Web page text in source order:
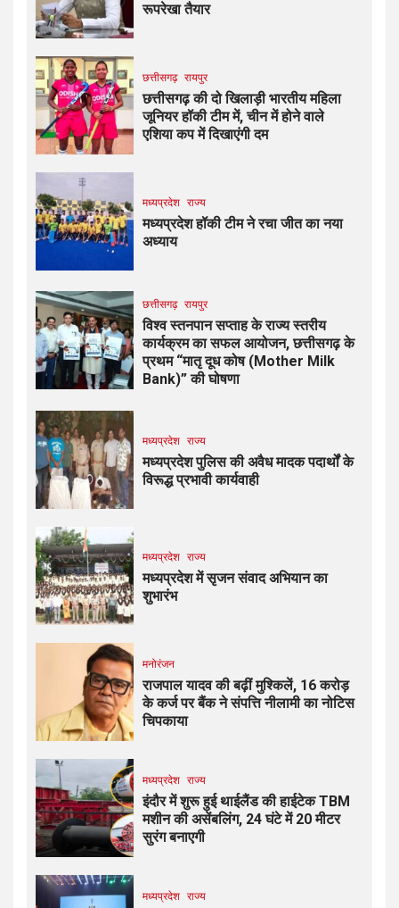
रूपरेखा तैयार
छत्तीसगढ़ रायपुर
छत्तीसगढ़ की दो खिलाड़ी भारतीय महिला
जूनियर हॉकी टीम में, चीन में होने वाले
एशिया कप में दिखाएंगी दम
मध्यप्रदेश राज्य
मध्यप्रदेश हॉकी टीम ने रचा जीत का नया
अध्याय
छत्तीसगढ़ रायपुर
विश्व स्तनपान सप्ताह के राज्य स्तरीय
कार्यक्रम का सफल आयोजन, छत्तीसगढ़ के
प्रथम “मातृ दूध कोष (Mother Milk
Bank)” की घोषणा
मध्यप्रदेश राज्य
मध्यप्रदेश पुलिस की अवैध मादक पदार्थों के
विरूद्ध प्रभावी कार्यवाही
मध्यप्रदेश राज्य
मध्यप्रदेश में सृजन संवाद अभियान का
शुभारंभ
मनोरंजन
राजपाल यादव की बढ़ीं मुश्किलें, ₹16 करोड़
के कर्ज पर बैंक ने संपत्ति नीलामी का नोटिस
चिपकाया
मध्यप्रदेश राज्य
इंदौर में शुरू हुई थाईलैंड की हाईटेक TBM
मशीन की असेंबलिंग, 24 घंटे में 20 मीटर
सुरंग बनाएगी
मध्यप्रदेश राज्य